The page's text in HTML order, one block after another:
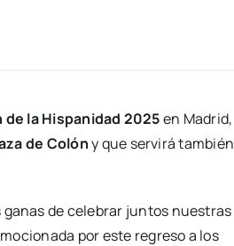
la Hispanidad 2025en Madrid,
de Colóny que servirá también
ganas de celebrar juntos nuestras
por este regreso a los